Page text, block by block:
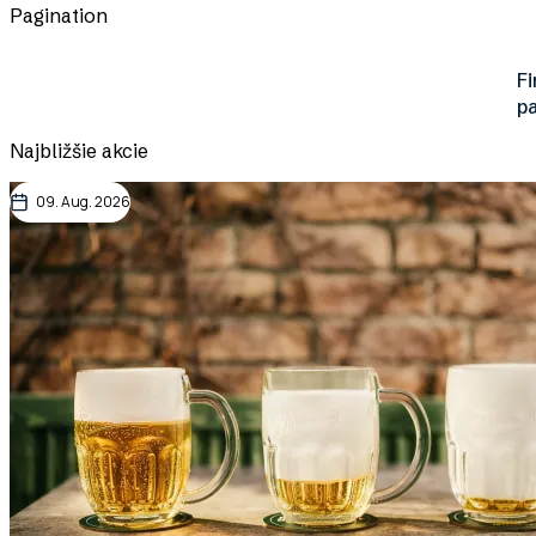
Pagination
Najbližšie akcie
09. Aug. 2026